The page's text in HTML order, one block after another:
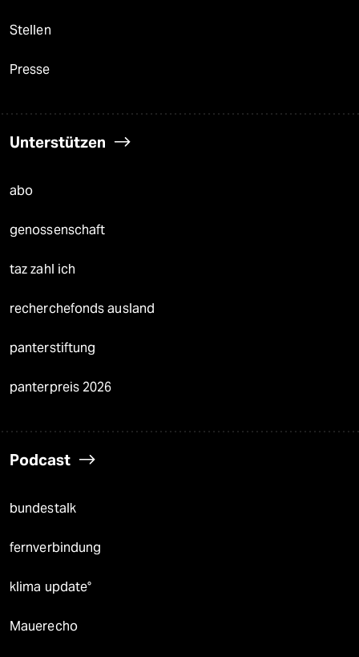
Stellen
Presse
Unterstützen
abo
genossenschaft
taz zahl ich
recherchefonds ausland
panterstiftung
panterpreis 2026
Podcast
bundestalk
fernverbindung
klima update°
Mauerecho